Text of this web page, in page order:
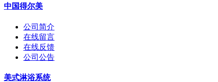
中国得尔美
公司简介
在线留言
在线反馈
公司公告
美式淋浴系统